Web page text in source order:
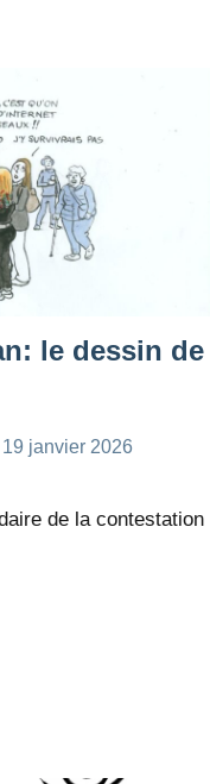
le dessin de
19 janvier 2026
de la contestation